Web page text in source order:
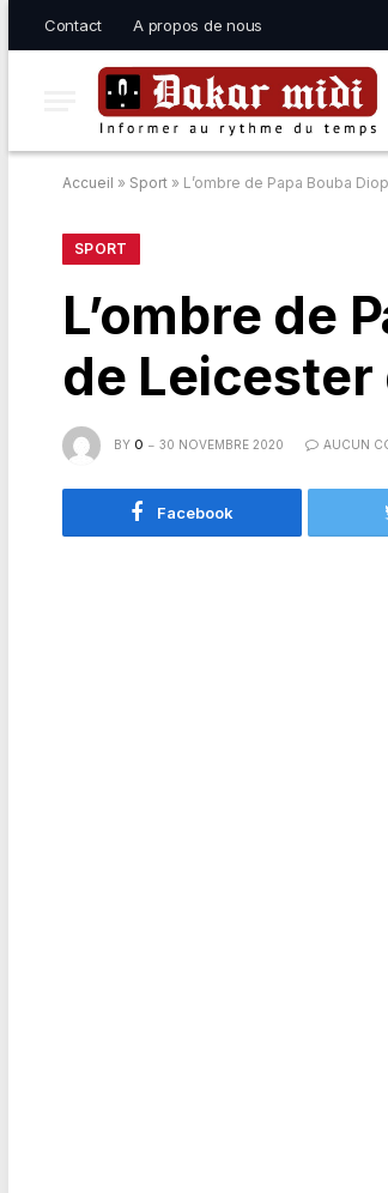
Contact A propos de nous
Accueil » Sport » L’ombre de Papa Bouba
SPORT
L’ombre de
de
BY O 30 NOVEMBRE 2020 AUCUN
Facebook